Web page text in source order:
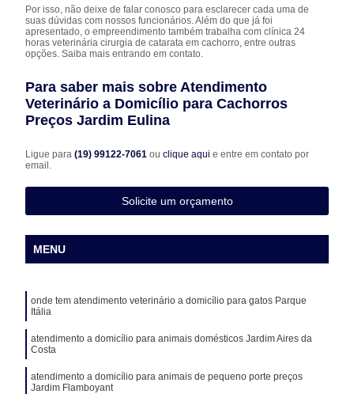
Por isso, não deixe de falar conosco para esclarecer cada uma de
suas dúvidas com nossos funcionários. Além do que já foi
apresentado, o empreendimento também trabalha com clínica 24
horas veterinária cirurgia de catarata em cachorro, entre outras
opções. Saiba mais entrando em contato.
Para saber mais sobre Atendimento
Veterinário a Domicílio para Cachorros
Preços Jardim Eulina
Ligue para(19) 99122-7061ouclique aqui e entre em contato por
email.
Solicite um orçamento
MENU
onde tem atendimento veterinário a domicílio para gatos Parque
Itália
atendimento a domicílio para animais domésticos Jardim Aires da
Costa
atendimento a domicílio para animais de pequeno porte preços
Jardim Flamboyant